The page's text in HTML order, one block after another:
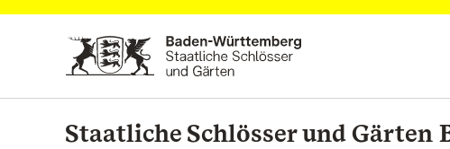
Navigate to main page
Staatliche Schlösser und Gärten